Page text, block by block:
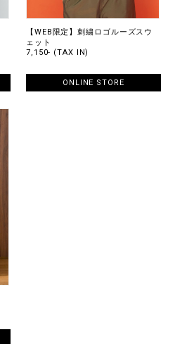
【WEB限定】刺繍ロゴルーズスウ
ェット
7,150- (TAX IN)
ONLINE STORE